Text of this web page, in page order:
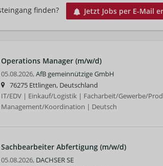
finden? Jetzt Jobs per E-Mail
Operations Manager (m/w/d)
05.08.2026, AfB gemeinnützige GmbH
76275 Ettlingen, Deutschland
IT/EDV | Einkauf/Logistik | Facharbeit/Gewerbe/
Management/Koordination | Deutsch
Sachbearbeiter Abfertigung (m/w/d)
05.08.2026, DACHSER SE